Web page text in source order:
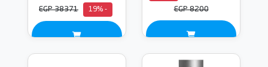
EGP 8200
- 19%
EGP 38371